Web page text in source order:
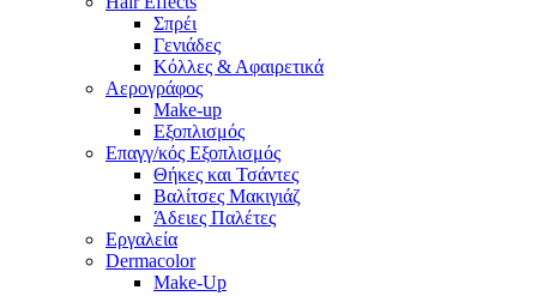
Σπρέι
Γενιάδες
Κόλλες & Αφαιρετικά
Αερογράφος
Make-up
Εξοπλισμός
Επαγγ/κός Εξοπλισμός
Θήκες και Τσάντες
Βαλίτσες Μακιγιάζ
Άδειες Παλέτες
Εργαλεία
Dermacolor
Make-Up